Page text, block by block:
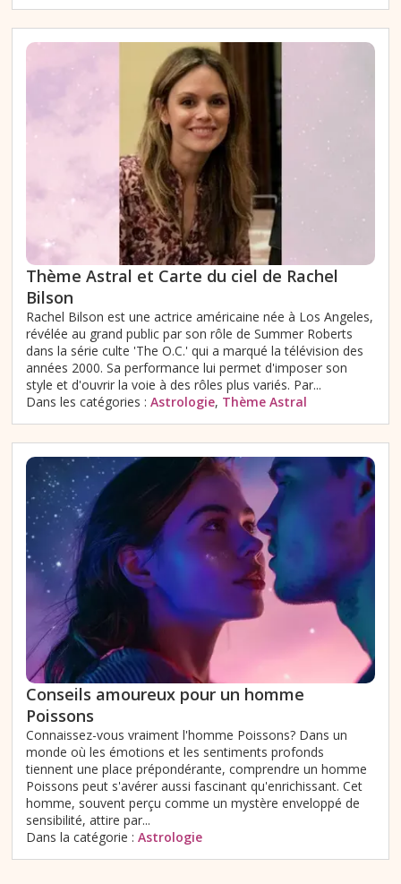
Thème Astral et Carte du ciel de Rachel
Bilson
Rachel Bilson est une actrice américaine née à Los Angeles,
révélée au grand public par son rôle de Summer Roberts
dans la série culte 'The O.C.' qui a marqué la télévision des
années 2000. Sa performance lui permet d'imposer son
style et d'ouvrir la voie à des rôles plus variés. Par...
Dans les catégories : Astrologie, Thème Astral
Conseils amoureux pour un homme
Poissons
Connaissez-vous vraiment l'homme Poissons? Dans un
monde où les émotions et les sentiments profonds
tiennent une place prépondérante, comprendre un homme
Poissons peut s'avérer aussi fascinant qu'enrichissant. Cet
homme, souvent perçu comme un mystère enveloppé de
sensibilité, attire par...
Dans la catégorie : Astrologie